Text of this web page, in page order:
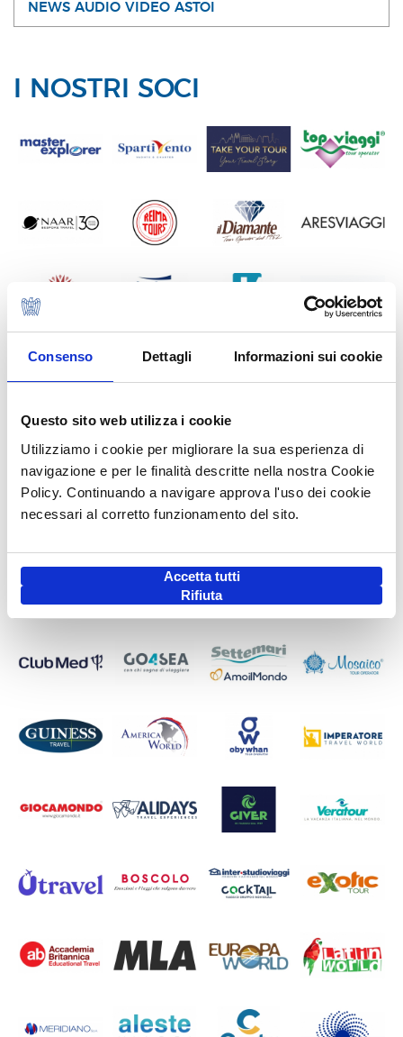
Consenso Dettagli Informazioni sui cookie
Questo sito web utilizza i cookie
Utilizziamo i cookie per migliorare la sua esperienza di
navigazione e per le finalità descritte nella nostra Cookie
Policy. Continuando a navigare approva l'uso dei cookie
necessari al corretto funzionamento del sito.
Accetta tutti
Rifiuta
NEWS AUDIO VIDEO ASTOI
I NOSTRI SOCI